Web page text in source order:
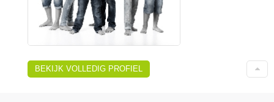
BEKIJK VOLLEDIG PROFIEL